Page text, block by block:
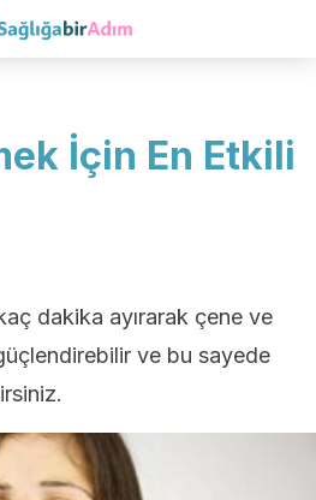
İçin En Etkili
dakika ayırarak çene ve
ve bu sayede